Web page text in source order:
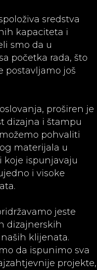
sredstva
kapaciteta i
smo da u
početka rada, što
postavljamo još
proširen je
dizajna i štampu
pohvaliti
materijala u
ispunjavaju
i visoke
jeste
dizajnerskih
klijenata.
da ispunimo sva
projekte,